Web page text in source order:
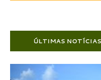
ÚLTIMAS NOTÍCIAS